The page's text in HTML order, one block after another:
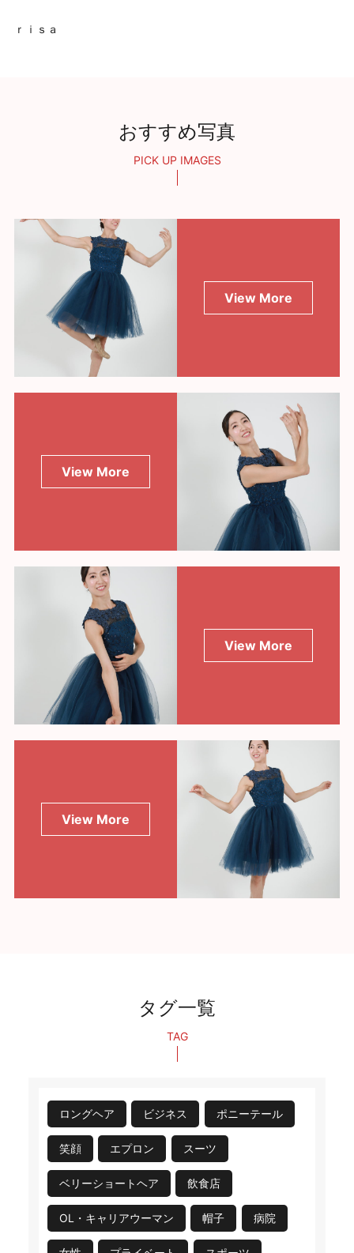
ｒｉｓａ
おすすめ写真
PICK UP IMAGES
View More
View More
View More
View More
タグ一覧
TAG
ロングヘア ビジネス ポニーテール
笑顔 エプロン スーツ
ベリーショートヘア 飲食店
OL・キャリアウーマン 帽子 病院